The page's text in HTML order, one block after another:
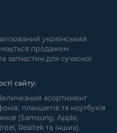
український
продажем
запчастин для сучасної
сайту:
асортимент
планшетів та ноутбуків
(Samsung, Apple,
Realtek та інших).